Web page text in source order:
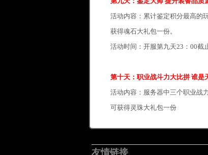
活动内容：累计鉴定积分最高的
获得魂石大礼包一份。
活动时间：开服第九天23：00截
第十天：职业战斗力大比拼 谁是
活动内容：服务器中三个职业战
可获得灵珠大礼包一份
友情链接